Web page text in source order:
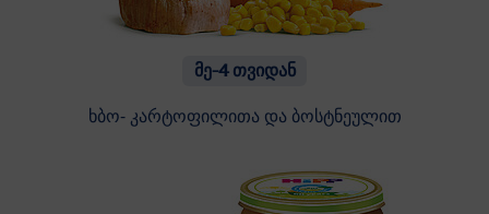
მე-4 თვიდან
ხბო- კარტოფილითა და ბოსტნეულით